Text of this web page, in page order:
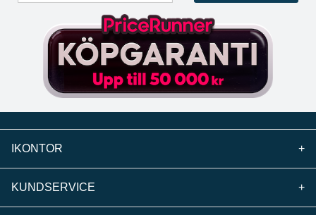
IKONTOR +
KUNDSERVICE +